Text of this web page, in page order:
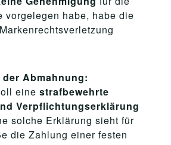
vorgelegen habe, habe die
Abmahnung:
eine strafbewehrte
Verpflichtungserklärung
solche Erklärung sieht für
die Zahlung einer festen